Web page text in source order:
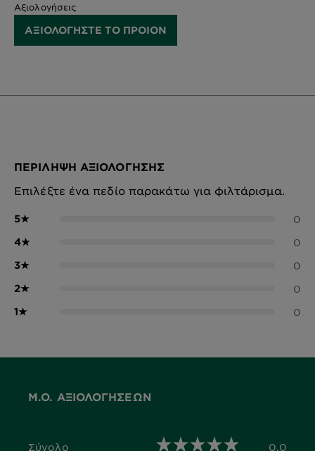
Αξιολογήσεις
ΑΞΙΟΛΟΓΗΣΤΕ ΤΟ ΠΡΟΙΟΝ
ΠΕΡΊΛΗΨΗ ΑΞΙΟΛΌΓΗΣΗΣ
Επιλέξτε ένα πεδίο παρακάτω για φιλτάρισμα.
5★ 0
4★ 0
3★ 0
2★ 0
1★ 0
Μ.Ο. ΑΞΙΟΛΟΓΉΣΕΩΝ
Σύνολο 0,0